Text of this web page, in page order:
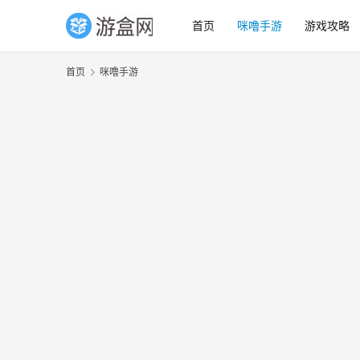
首页 咪噜手游 游戏攻略
首页 咪噜手游